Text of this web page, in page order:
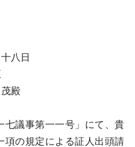
八日
殿
議事第一一号」にて、貴
項の規定による証人出頭請